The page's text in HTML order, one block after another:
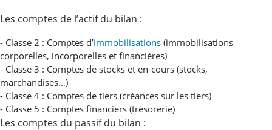
Les comptes de l’actif du bilan :
- Classe 2 : Comptes d’immobilisations (immobilisations
corporelles, incorporelles et financières)
- Classe 3 : Comptes de stocks et en-cours (stocks,
marchandises…)
- Classe 4 : Comptes de tiers (créances sur les tiers)
- Classe 5 : Comptes financiers (trésorerie)
Les comptes du passif du bilan :